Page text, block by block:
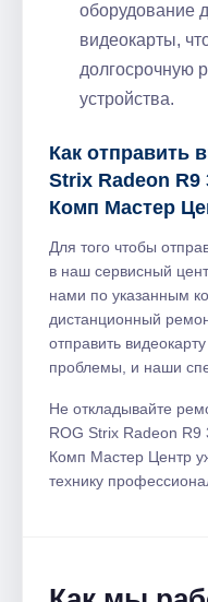
оборудование
видеокарты,
долгосрочную
устройства.
Как отправить
Strix Radeon R9
Комп Мастер
Для того чтобы
в наш сервисный
нами по указанным
дистанционный
отправить
проблемы, и наши
Не откладывайте
ROG Strix Radeon R9
Комп Мастер Центр
технику